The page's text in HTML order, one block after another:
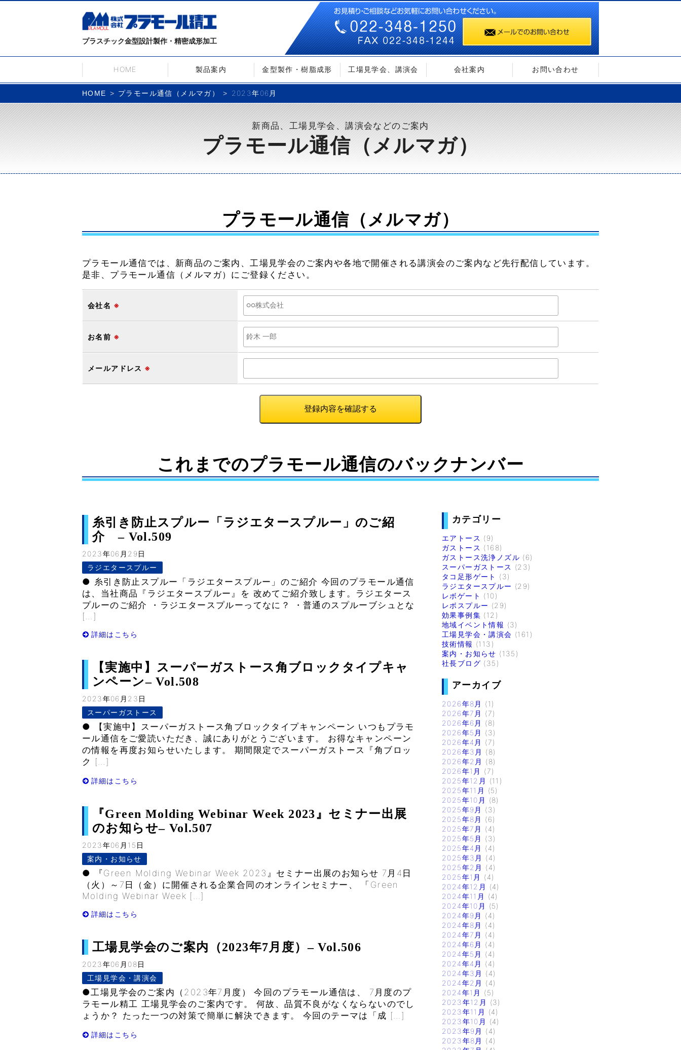
プラスチック金型設計製作・精密成形加工
HOME 製品案内 金型製作・樹脂成形 工場見学会、講演会 会社案内 お問い合わせ
HOME プラモール通信（メルマガ） 2023年06月
新商品、工場見学会、講演会などのご案内
プラモール通信（メルマガ）
プラモール通信（メルマガ）
プラモール通信では、新商品のご案内、工場見学会のご案内や各地で開催される講演会のご案内など先行配信しています。
是非、プラモール通信（メルマガ）にご登録ください。
会社名 ※
お名前 ※
メールアドレス ※
これまでのプラモール通信のバックナンバー
糸引き防止スプルー「ラジエタースプルー」のご紹
介 – Vol.509
2023年06月29日
ラジエタースプルー
● 糸引き防止スプルー「ラジエタースプルー」のご紹介 今回のプラモール通信
は、当社商品『ラジエタースプルー』を 改めてご紹介致します。ラジエタース
プルーのご紹介 ・ラジエタースプルーってなに？ ・普通のスプルーブシュとな
[…]
詳細はこちら
【実施中】スーパーガストース角ブロックタイプキャ
ンペーン– Vol.508
2023年06月23日
スーパーガストース
● 【実施中】スーパーガストース角ブロックタイプキャンペーン いつもプラモ
ール通信をご愛読いただき、誠にありがとうございます。 お得なキャンペーン
の情報を再度お知らせいたします。 期間限定でスーパーガストース『角ブロッ
ク […]
詳細はこちら
『Green Molding Webinar Week 2023』セミナー出展
のお知らせ– Vol.507
2023年06月15日
案内・お知らせ
● 『Green Molding Webinar Week 2023』セミナー出展のお知らせ 7月4日
（火）～7日（金）に開催される企業合同のオンラインセミナー、 「Green
Molding Webinar Week […]
詳細はこちら
工場見学会のご案内（2023年7月度）– Vol.506
2023年06月08日
工場見学会・講演会
●工場見学会のご案内（2023年7月度） 今回のプラモール通信は、 7月度のプ
ラモール精工 工場見学会のご案内です。 何故、品質不良がなくならないのでし
ょうか？ たった一つの対策で簡単に解決できます。 今回のテーマは「成 […]
詳細はこちら
カテゴリー
エアトース (9)
ガストース (168)
ガストース洗浄ノズル (6)
スーパーガストース (23)
タコ足形ゲート
(3)
ラジエタースプルー (29)
レボゲート (10)
レボスプルー (29)
効果事例集 (12)
地域イベント情報 (3)
工場見学会・講演会 (161)
技術情報 (113)
案内・お知らせ (135)
社長ブログ (35)
アーカイブ
2026年8月
(1)
2026年7月
(7)
2026年6月
(8)
2026年5月
(3)
2026年4月
(7)
2026年3月
(8)
2026年2月
(8)
2026年1月
(7)
2025年12月
(11)
2025年11月
(5)
2025年10月
(8)
2025年9月
(3)
2025年8月
(6)
2025年7月
(4)
2025年5月
(3)
2025年4月
(4)
2025年3月
(4)
2025年2月
(4)
2025年1月
(4)
2024年12月
(4)
2024年11月
(4)
2024年10月
(5)
2024年9月
(4)
2024年8月
(4)
2024年7月
(4)
2024年6月
(4)
2024年5月
(4)
2024年4月
(4)
2024年3月
(4)
2024年2月
(4)
2024年1月
(5)
2023年12月
(3)
2023年11月
(4)
2023年10月
(4)
2023年9月
(4)
2023年8月
(4)